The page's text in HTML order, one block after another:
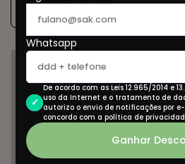
Whatsapp
De acordo com as Leis 12.965/2014 e
uso da Internet e o tratamento de
autorizo o envio de notificações por
concordo com a política de
Ganhar